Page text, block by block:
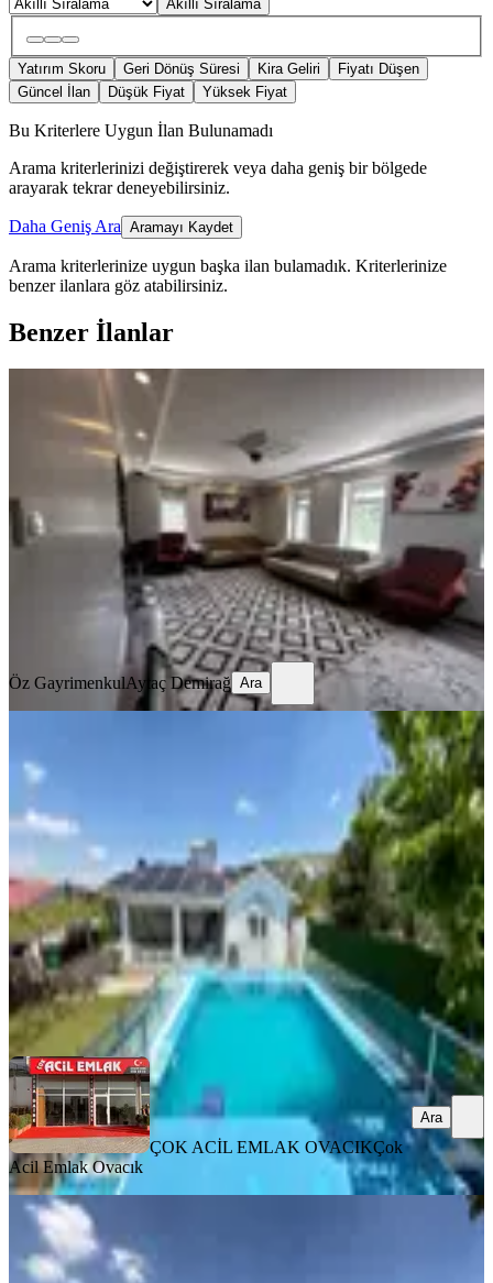
Akıllı Sıralama
Yatırım Skoru Geri Dönüş Süresi Kira Geliri
Fiyatı Düşen
Güncel İlan
Düşük Fiyat Yüksek Fiyat
Bu Kriterlere Uygun İlan Bulunamadı
Arama kriterlerinizi değiştirerek veya daha geniş bir bölgede
arayarak tekrar deneyebilirsiniz.
Daha Geniş Ara Aramayı Kaydet
Arama kriterlerinize uygun başka ilan bulamadık. Kriterlerinize
benzer ilanlara göz atabilirsiniz.
Benzer İlanlar
Bağlumda 1710 M² Arsaya Sahip
Villa Konut Ve , Araç Takasına
Keçiören, Karşıyaka Mahallesi
3+1·385 m²·31.07.2026
15.500.000 ₺
Öz Gayrimenkul Aytaç Demirağ
Öz GayrimenkulAytaç Demirağ Ara
Çok Acil'den Çalseki Mh.güvenlikli
Keçiören, Çalseki Mahallesi
75 m² 19.07.2026
4.199.000 ₺
ÇOK ACİL EMLAK OVACIKÇok Acil Emlak Ovacık
Ara
ÇOK ACİL EMLAK OVACIKÇok
Acil Emlak Ovacık
Ara
MANZARALI
Müstakil Havuzlu Site İçind 500m²